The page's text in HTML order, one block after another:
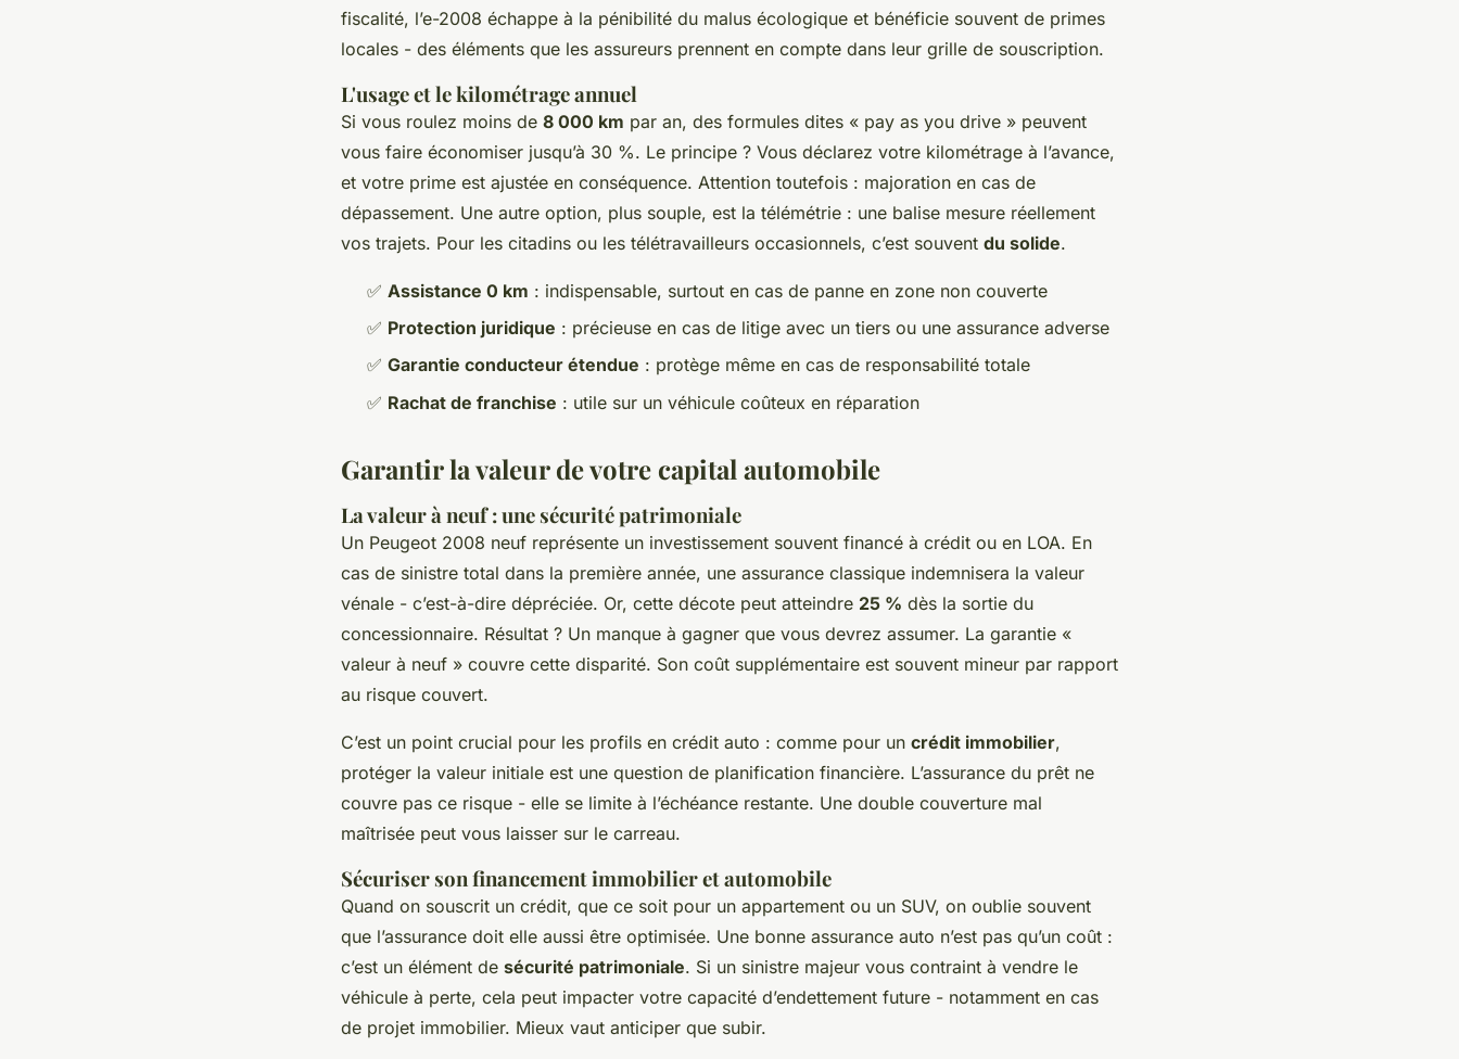
fiscalité, l’e-2008 échappe à la pénibilité du malus écologique et bénéficie souvent de primes
locales - des éléments que les assureurs prennent en compte dans leur grille de souscription.
L'usage et le kilométrage annuel
Si vous roulez moins de 8 000 km par an, des formules dites « pay as you drive » peuvent
vous faire économiser jusqu’à 30 %. Le principe ? Vous déclarez votre kilométrage à l’avance,
et votre prime est ajustée en conséquence. Attention toutefois : majoration en cas de
dépassement. Une autre option, plus souple, est la télémétrie : une balise mesure réellement
vos trajets. Pour les citadins ou les télétravailleurs occasionnels, c’est souvent du solide.
✅ Assistance 0 km : indispensable, surtout en cas de panne en zone non couverte
✅ Protection juridique : précieuse en cas de litige avec un tiers ou une assurance adverse
✅ Garantie conducteur étendue : protège même en cas de responsabilité totale
✅ Rachat de franchise : utile sur un véhicule coûteux en réparation
Garantir la valeur de votre capital automobile
La valeur à neuf : une sécurité patrimoniale
Un Peugeot 2008 neuf représente un investissement souvent financé à crédit ou en LOA. En
cas de sinistre total dans la première année, une assurance classique indemnisera la valeur
vénale - c’est-à-dire dépréciée. Or, cette décote peut atteindre 25 % dès la sortie du
concessionnaire. Résultat ? Un manque à gagner que vous devrez assumer. La garantie «
valeur à neuf » couvre cette disparité. Son coût supplémentaire est souvent mineur par rapport
au risque couvert.
C’est un point crucial pour les profils en crédit auto : comme pour un crédit immobilier,
protéger la valeur initiale est une question de planification financière. L’assurance du prêt ne
couvre pas ce risque - elle se limite à l’échéance restante. Une double couverture mal
maîtrisée peut vous laisser sur le carreau.
Sécuriser son financement immobilier et automobile
Quand on souscrit un crédit, que ce soit pour un appartement ou un SUV, on oublie souvent
que l’assurance doit elle aussi être optimisée. Une bonne assurance auto n’est pas qu’un coût :
c’est un élément de sécurité patrimoniale. Si un sinistre majeur vous contraint à vendre le
véhicule à perte, cela peut impacter votre capacité d’endettement future - notamment en cas
de projet immobilier. Mieux vaut anticiper que subir.